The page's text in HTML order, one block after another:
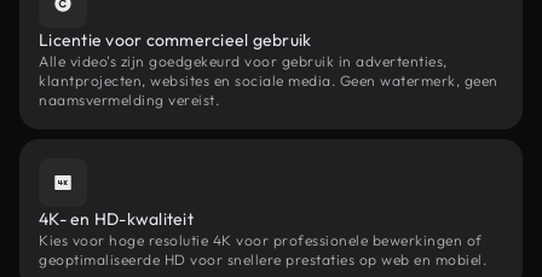
Licentie voor commercieel gebruik
Alle video's zijn goedgekeurd voor gebruik in advertenties,
klantprojecten, websites en sociale media. Geen watermerk, geen
naamsvermelding vereist.
4K- en HD-kwaliteit
Kies voor hoge resolutie 4K voor professionele bewerkingen of
geoptimaliseerde HD voor snellere prestaties op web en mobiel.